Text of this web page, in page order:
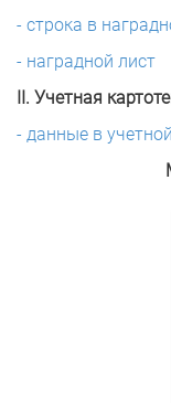
- строка в
- наградной лист
II. Учетная
- данные в